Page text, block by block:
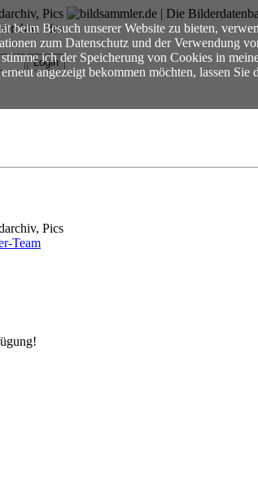
beim Besuch unserer Website zu bieten,
zum Datenschutz und der Verwendung
ich der Speicherung von Cookies in
angezeigt bekommen möchten, lassen
Team